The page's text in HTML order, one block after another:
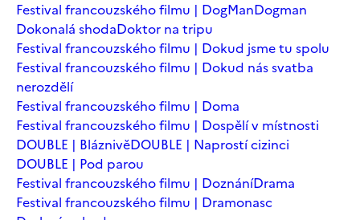
Festival francouzského filmu | DogManDogman
Dokonalá shodaDoktor na tripu
Festival francouzského filmu | Dokud jsme tu spolu
Festival francouzského filmu | Dokud nás svatba
nerozdělí
Festival francouzského filmu | Doma
Festival francouzského filmu | Dospělí v místnosti
DOUBLE | BláznivěDOUBLE | Naprostí cizinci
DOUBLE | Pod parou
Festival francouzského filmu | DoznáníDrama
Festival francouzského filmu | Dramonasc